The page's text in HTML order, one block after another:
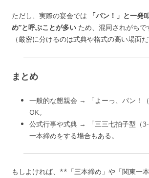
ただし、 実際の宴会では
「パン！」と一発
め”と呼ぶことが多い ため、混同されがちで
（厳密に分けるのは式典や格式の高い場面だ
まとめ
一般的な懇親会 → 「よーっ、パン！
OK。
公式行事や式典 → 「三三七拍子型（
一本締めをする場合もある。
もしよければ、**「三本締め」や「関東一